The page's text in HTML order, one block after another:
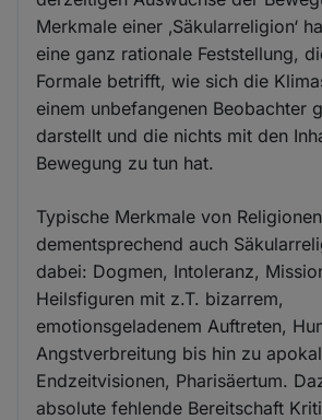
Merkmale einer ‚Säkularreligion‘
eine ganz rationale Feststellung,
Formale betrifft, wie sich die
einem unbefangenen Beobachter
darstellt und die nichts mit den
Bewegung zu tun hat.
Typische Merkmale von
dementsprechend auch
dabei: Dogmen, Intoleranz,
Heilsfiguren mit z.T. bizarrem,
emotionsgeladenem Auftreten,
Angstverbreitung bis hin zu
Endzeitvisionen, Pharisäertum.
absolute fehlende Bereitschaft